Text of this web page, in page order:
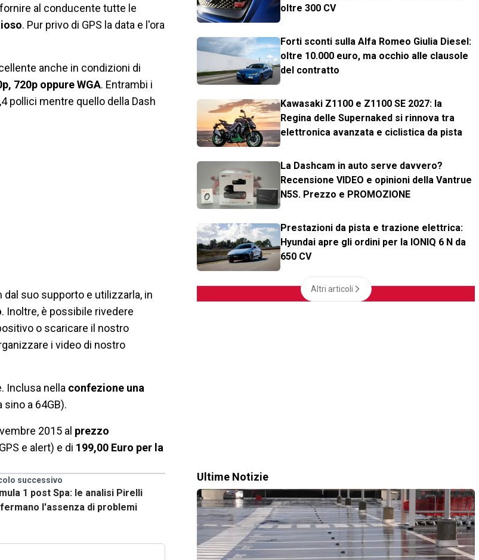
al conducente tutte le
. Pur privo di GPS la data e l'ora
anche in condizioni di
720p oppure WGA. Entrambi i
pollici mentre quello della Dash
suo supporto e utilizzarla, in
. Inoltre, è possibile rivedere
o scaricare il nostro
i video di nostro
Inclusa nella confezione una
a 64GB).
2015 al prezzo
e alert) e di 199,00 Euro per la
successivo
1 post Spa: le analisi Pirelli
l'assenza di problemi
oltre 300 CV
Forti sconti sulla Alfa Romeo Giulia Diesel:
oltre 10.000 euro, ma occhio alle clausole
del contratto
Kawasaki Z1100 e Z1100 SE 2027: la
Regina delle Supernaked si rinnova tra
elettronica avanzata e ciclistica da pista
La Dashcam in auto serve davvero?
Recensione VIDEO e opinioni della Vantrue
N5S. Prezzo e PROMOZIONE
Prestazioni da pista e trazione elettrica:
Hyundai apre gli ordini per la IONIQ 6 N da
650 CV
Altri articoli
Ultime Notizie